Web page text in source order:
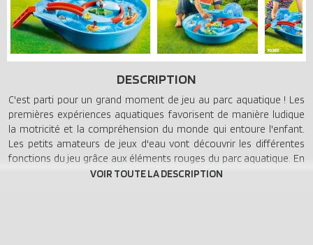
DESCRIPTION
C'est parti pour un grand moment de jeu au parc aquatique ! Les
premières expériences aquatiques favorisent de manière ludique
la motricité et la compréhension du monde qui entoure l'enfant.
Les petits amateurs de jeux d'eau vont découvrir les différentes
fonctions du jeu grâce aux éléments rouges du parc aquatique. En
tournant la manivelle (deux directions possibles), l'eau forme un